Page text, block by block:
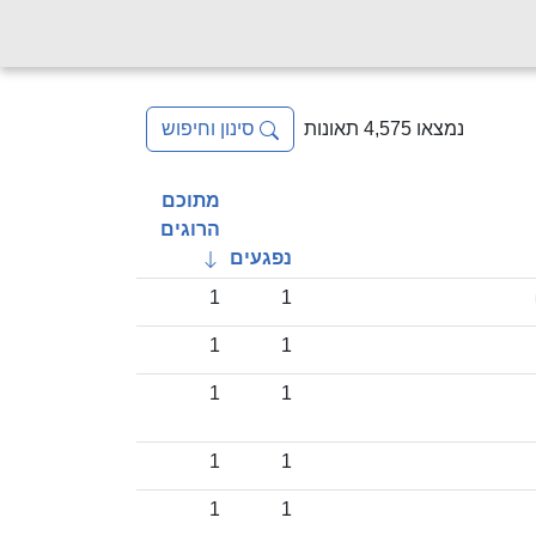
נמצאו 4,575 תאונות סינון וחיפוש
נפגעים
מתוכם
הרוגים
1
1
1
1
1
1
1
1
1
1